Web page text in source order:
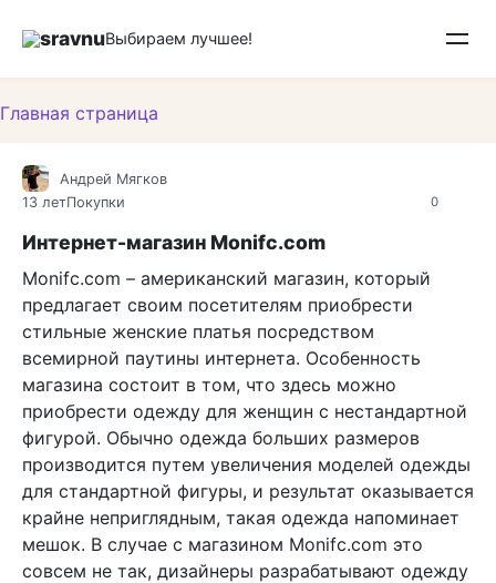
sravnuВыбираем лучшее!
Главная страница
0
Андрей Мягков
13 летПокупки
Интернет-магазин Monifc.com
Monifc.com – американский магазин, который
предлагает своим посетителям приобрести
стильные женские платья посредством
всемирной паутины интернета. Особенность
магазина состоит в том, что здесь можно
приобрести одежду для женщин с нестандартной
фигурой. Обычно одежда больших размеров
производится путем увеличения моделей одежды
для стандартной фигуры, и результат оказывается
крайне неприглядным, такая одежда напоминает
мешок. В случае с магазином Monifc.com это
совсем не так, дизайнеры разрабатывают одежду